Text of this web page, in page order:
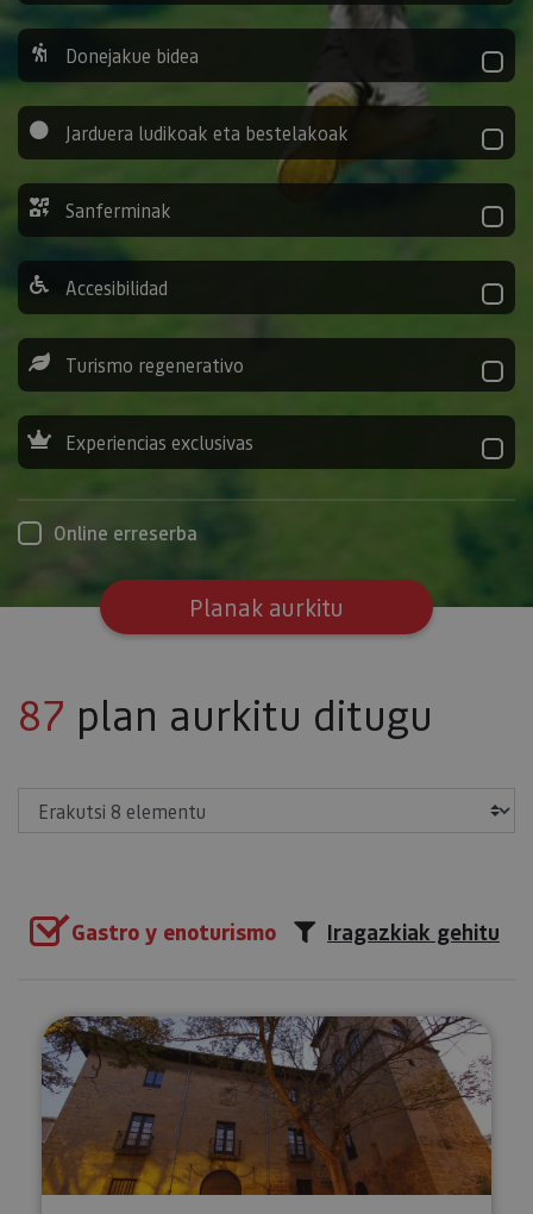
Donejakue bidea
Jarduera ludikoak eta bestelakoak
Sanferminak
Accesibilidad
Turismo regenerativo
Experiencias exclusivas
Online erreserba
Planak aurkitu
87 plan aurkitu ditugu
Gastro y enoturismo Iragazkiak gehitu
Afari pribatua Mencoen